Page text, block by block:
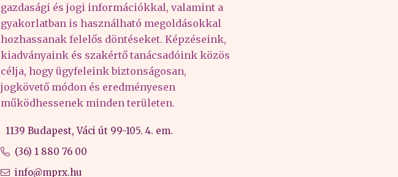
gazdasági és jogi információkkal, valamint a
gyakorlatban is használható megoldásokkal
hozhassanak felelős döntéseket. Képzéseink,
kiadványaink és szakértő tanácsadóink közös
célja, hogy ügyfeleink biztonságosan,
jogkövető módon és eredményesen
működhessenek minden területen.
1139 Budapest, Váci út 99-105. 4. em.
(36) 1 880 76 00
info@mprx.hu